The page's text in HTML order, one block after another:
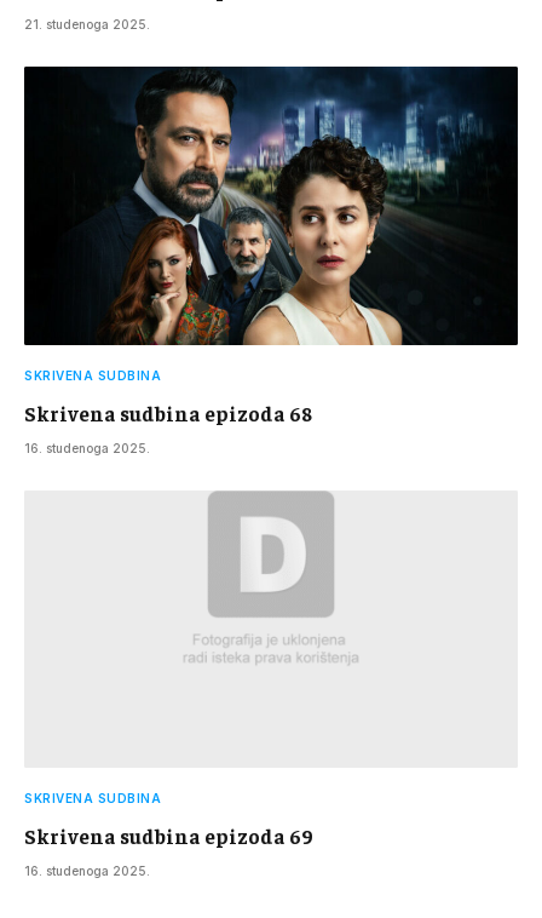
21. studenoga 2025.
SKRIVENA SUDBINA
Skrivena sudbina epizoda 68
16. studenoga 2025.
SKRIVENA SUDBINA
Skrivena sudbina epizoda 69
16. studenoga 2025.